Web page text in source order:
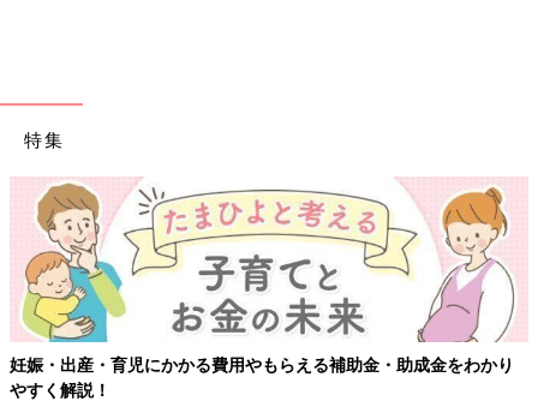
特集
妊娠・出産・育児にかかる費用やもらえる補助金・助成金をわかり
やすく解説！